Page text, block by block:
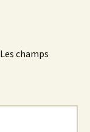
Les champs